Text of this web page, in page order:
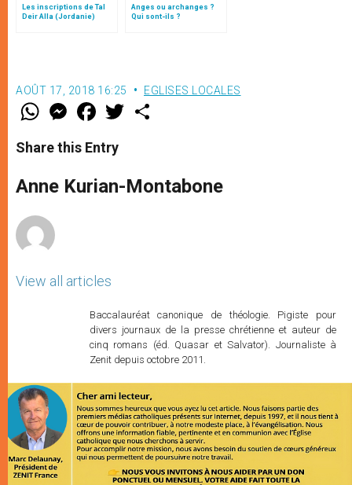
Les inscriptions de Tal
Deir Alla (Jordanie)
Anges ou archanges ?
Qui sont-ils ?
AOÛT 17, 2018 16:25 EGLISES LOCALES
W
t
s
p
p
M
e
s
e
g
e
F
a
e
b
o
k
w
r
Share this Entry
Anne Kurian-Montabone
View all articles
Baccalauréat canonique de théologie. Pigiste pour
divers journaux de la presse chrétienne et auteur de
cinq romans (éd. Quasar et Salvator). Journaliste à
Zenit depuis octobre 2011.